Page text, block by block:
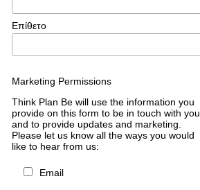
Επίθετο
Marketing Permissions
Think Plan Be will use the information you
provide on this form to be in touch with you
and to provide updates and marketing.
Please let us know all the ways you would
like to hear from us:
Email